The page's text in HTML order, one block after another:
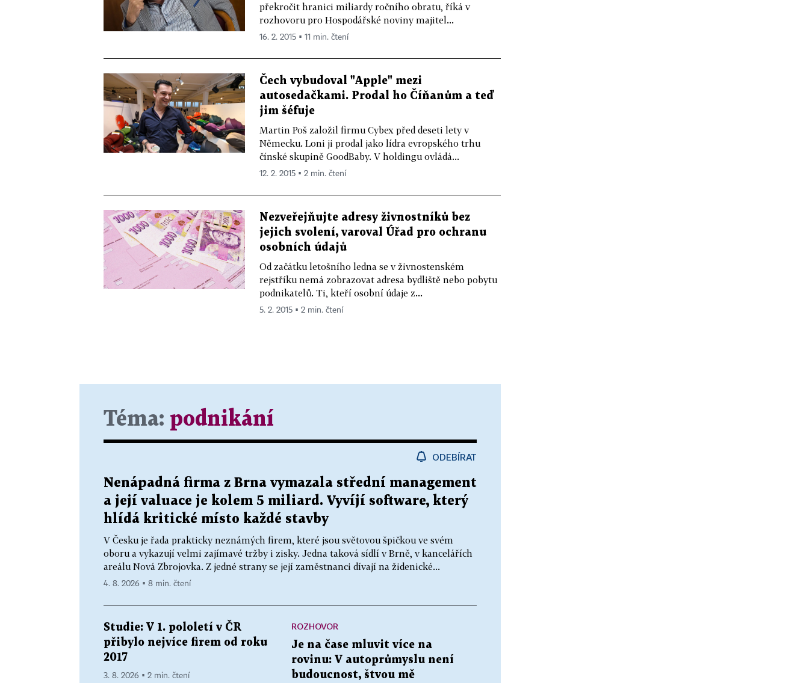
překročit hranici miliardy ročního obratu, říká v
rozhovoru pro Hospodářské noviny majitel...
16. 2. 2015 ▪ 11 min. čtení
Čech vybudoval "Apple" mezi
autosedačkami. Prodal ho Číňanům a teď
jim šéfuje
Martin Poš založil firmu Cybex před deseti lety v
Německu. Loni ji prodal jako lídra evropského trhu
čínské skupině GoodBaby. V holdingu ovládá...
12. 2. 2015 ▪ 2 min. čtení
Nezveřejňujte adresy živnostníků bez
jejich svolení, varoval Úřad pro ochranu
osobních údajů
Od začátku letošního ledna se v živnostenském
rejstříku nemá zobrazovat adresa bydliště nebo pobytu
podnikatelů. Ti, kteří osobní údaje z...
5. 2. 2015 ▪ 2 min. čtení
Téma: podnikání
ODEBÍRAT
Nenápadná firma z Brna vymazala střední management
a její valuace je kolem 5 miliard. Vyvíjí software, který
hlídá kritické místo každé stavby
V Česku je řada prakticky neznámých firem, které jsou světovou špičkou ve svém
oboru a vykazují velmi zajímavé tržby i zisky. Jedna taková sídlí v Brně, v kancelářích
areálu Nová Zbrojovka. Z jedné strany se její zaměstnanci dívají na židenické...
4. 8. 2026 ▪ 8 min. čtení
Studie: V 1. pololetí v ČR
přibylo nejvíce firem od roku
2017
3. 8. 2026 ▪ 2 min. čtení
ROZHOVOR
Je na čase mluvit více na
rovinu: V autoprůmyslu není
budoucnost, štvou mě